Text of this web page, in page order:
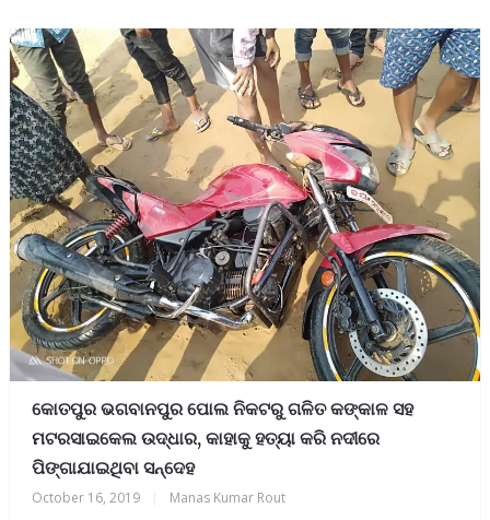
କୋତପୁର ଭଗବାନପୁର ପୋଲ ନିକଟରୁ ଗଳିତ କଙ୍କାଳ ସହ
ମଟରସାଇକେଲ ଉଦ୍ଧାର, କାହାକୁ ହତ୍ୟା କରି ନଦୀରେ
ପିଙ୍ଗାଯାଇଥିବା ସନ୍ଦେହ
October 16, 2019 Manas Kumar Rout